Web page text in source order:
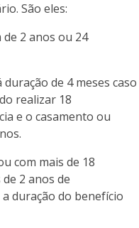
São eles:
2 anos ou 24
de 4 meses caso
realizar 18
e o casamento ou
com mais de 18
2 anos de
duração do benefício